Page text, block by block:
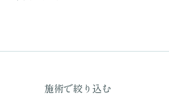
施術で絞り込む